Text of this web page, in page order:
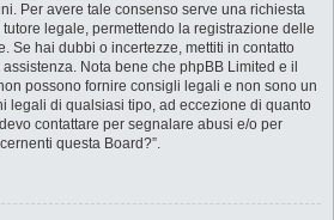
Per avere tale consenso serve una richiesta
legale, permettendo la registrazione delle
Se hai dubbi o incertezze, mettiti in contatto
Nota bene che phpBB Limited e il
possono fornire consigli legali e non sono un
legali di qualsiasi tipo, ad eccezione di quanto
contattare per segnalare abusi e/o per
questa Board?”.